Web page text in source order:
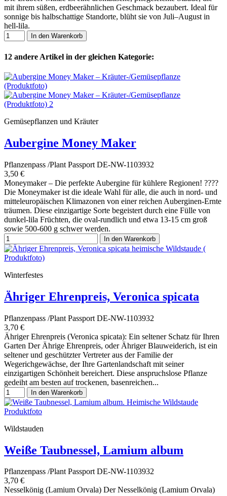
mit ihrem süßen, erdbeerähnlichen Geschmack bezaubert. Ideal für
sonnige bis halbschattige Standorte, blüht sie von Juli–August in
hell-lila.
In den Warenkorb
12 andere Artikel in der gleichen Kategorie:
Gemüsepflanzen und Kräuter
Aubergine Money Maker
Pflanzenpass /Plant Passport DE-NW-1103932
3,50 €
Moneymaker – Die perfekte Aubergine für kühlere Regionen! ????
Die Moneymaker ist die ideale Wahl für alle, die auch in nord- und
mitteleuropäischen Klimazonen von einer reichen Auberginen-Ernte
träumen. Diese einzigartige Sorte begeistert durch eine Fülle von
dunkel-lila Früchten, die oval-rundlich und etwa 13-15 cm groß
sowie 500-600 g schwer werden.
In den Warenkorb
Winterfestes
Ähriger Ehrenpreis, Veronica spicata
Pflanzenpass /Plant Passport DE-NW-1103932
3,70 €
Ähriger Ehrenpreis (Veronica spicata): Ein seltener Schatz für Ihren
Garten Der Ährige Ehrenpreis, oder Ähriger Blauweiderich, ist ein
seltener und geschützter Vertreter aus der Familie der
Wegerichgewächse, der Ihre Gartenlandschaft mit seiner
einzigartigen Schönheit bereichert. Diese anspruchslose Pflanze
gedeiht am besten auf trockenen, basenreichen...
In den Warenkorb
Wildstauden
Weiße Taubnessel, Lamium album
Pflanzenpass /Plant Passport DE-NW-1103932
3,70 €
Nesselkönig (Lamium Orvala) Der Nesselkönig (Lamium Orvala)